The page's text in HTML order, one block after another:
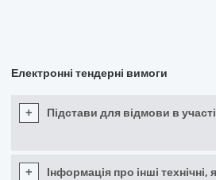
Електронні тендерні вимоги
+ Підстави для відмови в
+
Інформація про інші технічні,